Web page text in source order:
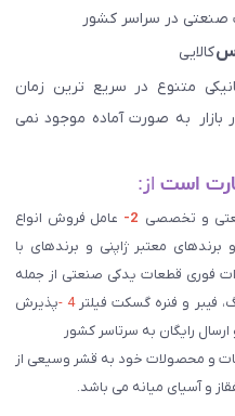
صنعتی در سراسر کشور
کالایی
متنوع در سریع ترین زمان
به صورت آماده موجود نمی
است از:
و تخصصی 2-
عامل فروش انواع
بلبرینگ با مارکهای تجاری SKF & FAG و برندهای معتبر ژاپنی و برندهای با
فوری قطعات یدکی صنعتی از جمله
فیبر و فنره گسکت فیلتر4 - پذیرش
رایگان به سرتاسر کشور
و محصولات خود به قشر وسیعی از
و آسیای میانه می باشد.